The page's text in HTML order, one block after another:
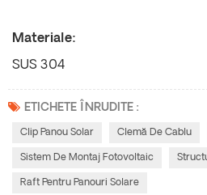
Materiale:
SUS 304
ETICHETE ÎNRUDITE :
Clip Panou Solar Clemă De Cablu
Sistem De Montaj Fotovoltaic
Raft Pentru Panouri Solare